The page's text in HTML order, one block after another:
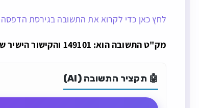
לחץ כאן כדי לקרוא את התשובה בגירסת הדפסה
מק"ט התשובה הוא: 149101 והקישור הישיר של התשובה הוא:
🤖 תקציר התשובה (AI)